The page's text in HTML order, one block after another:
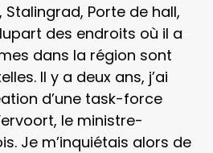
Stalingrad, Porte de hall,
des endroits où il a
dans la région sont
Il y a deux ans, j’ai
d’une task-force
le ministre-
Je m’inquiétais alors de